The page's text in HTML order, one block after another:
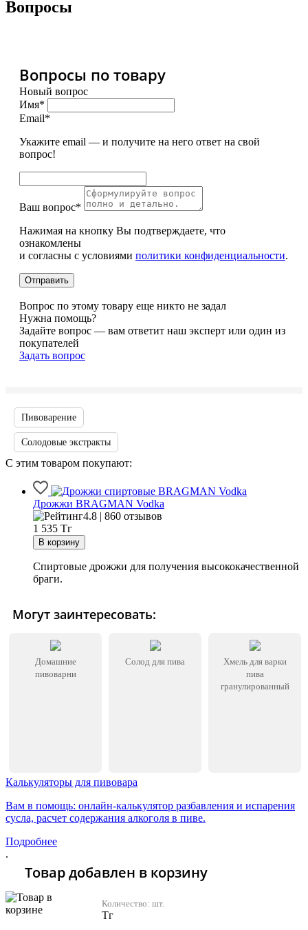
Вопросы
Вопросы по товару
Новый вопрос
Имя*
Email*
Укажите email — и получите на него ответ на свой
вопрос!
Ваш вопрос*
Нажимая на кнопку Вы подтверждаете, что
ознакомлены
и согласны с условиями политики конфиденциальности.
Вопрос по этому товару еще никто не задал
Нужна помощь?
Задайте вопрос — вам ответит наш эксперт или один из
покупателей
Задать вопрос
Пивоварение
Солодовые экстракты
С этим товаром покупают:
Дрожжи BRAGMAN Vodka
4.8 | 860 отзывов
1 535 Тг
Спиртовые дрожжи для получения высококачественной
браги.
Могут заинтересовать:
Домашние
пивоварни
Солод для пива
Хмель для варки
пива
гранулированный
Калькуляторы для пивовара
Вам в помощь: онлайн-калькулятор разбавления и испарения
сусла, расчет содержания алкоголя в пиве.
Подробнее
.
Товар добавлен в корзину
Количество: шт.
Тг